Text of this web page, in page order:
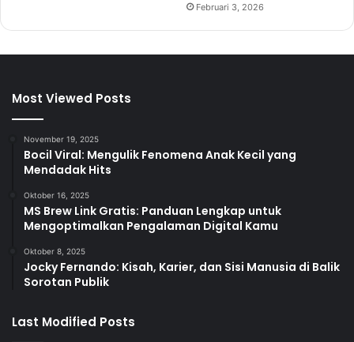
Februari 3, 2026
Most Viewed Posts
November 19, 2025
Bocil Viral: Mengulik Fenomena Anak Kecil yang
Mendadak Hits
Oktober 16, 2025
MS Brew Link Gratis: Panduan Lengkap untuk
Mengoptimalkan Pengalaman Digital Kamu
Oktober 8, 2025
Jocky Fernando: Kisah, Karier, dan Sisi Manusia di Balik
Sorotan Publik
Last Modified Posts